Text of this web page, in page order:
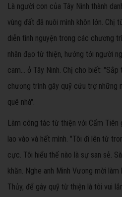
Là người con của Tây Ninh thành
vùng đất đã nuôi mình khôn lớn. Chị
diễn tình nguyện trong các chương
nhân đạo từ thiện, hướng tới người
cam… ở Tây Ninh. Chị cho biết:
chương trình gây quỹ cứu trợ những
quê nhà".
Làm công tác từ thiện với Cẩm Tiên
lao vào và hết mình. "Tôi đi lên từ
cực. Tôi hiểu thế nào là sự san sẻ.
khăn. Nghe anh Minh Vương mời
Thủy, để gây quỹ từ thiện là tôi vui